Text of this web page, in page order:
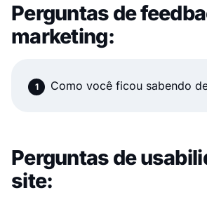
Perguntas de
marketing:
Como você ficou sabendo
Perguntas de
site: